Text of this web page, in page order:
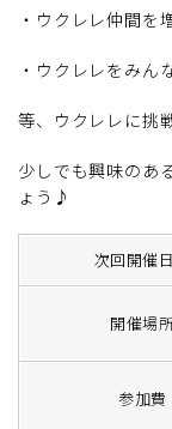
・ウクレレ仲間を
・ウクレレをみん
等、ウクレレに挑
少しでも興味のあ
ょう♪
次回開催
開催場
参加費